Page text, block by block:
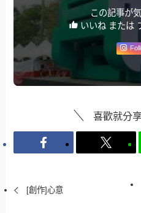
この記事が
いいね または
喜歡就分
[創作]心意